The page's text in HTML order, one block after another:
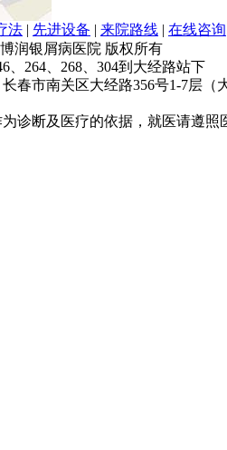
法 | 先进设备 | 来院路线 | 在线咨询
润银屑病医院 版权所有
、264、268、304到大经路站下
春市南关区大经路356号1-7层（
诊断及医疗的依据，就医请遵照